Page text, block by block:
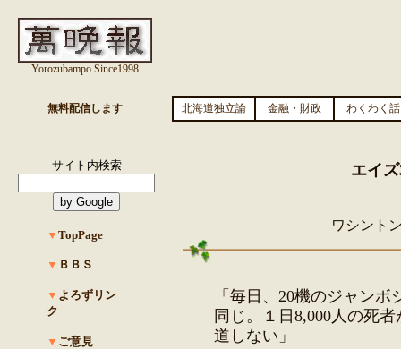
Yorozubampo Since1998
無料配信します 北海道独立論 金融・財政 わくわく話
サイト内検索
▼ TopPage
▼ ＢＢＳ
▼ よろずリン
ク
▼ ご意見
エイ
ワシント
「毎日、20機のジャン
同じ。１日8,000人の死
道しない」